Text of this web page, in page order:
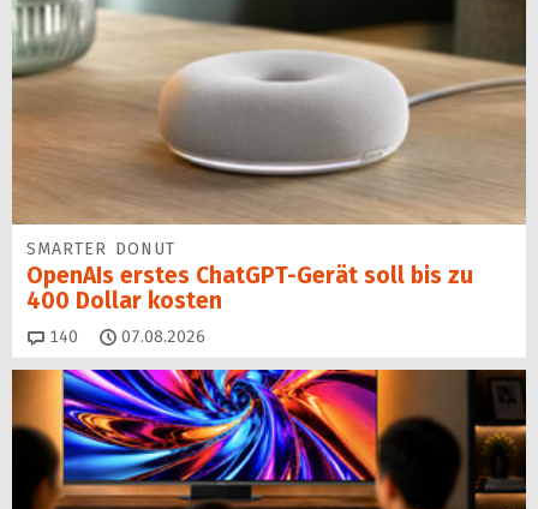
SMARTER DONUT
OpenAIs erstes ChatGPT-Gerät soll bis zu
400 Dollar kosten
140 Kommentare
07.08.2026